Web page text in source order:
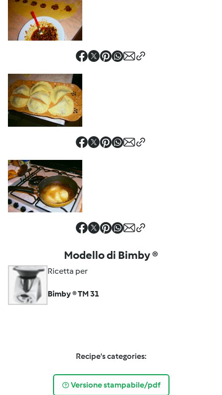
Modello di Bimby ®
Ricetta per
Bimby ® TM 31
Recipe's categories:
Versione stampabile/pdf